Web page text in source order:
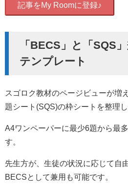
記事をMy Roomに登録♪
「BECS」と「SQS
テンプレート
スゴロク教材のページビューが増
題シート(SQS)の枠シートを整理し
A4ワンペーパーに最少6題から最
す。
先生方が、生徒の状況に応じて自
BECSとして兼用も可能です。